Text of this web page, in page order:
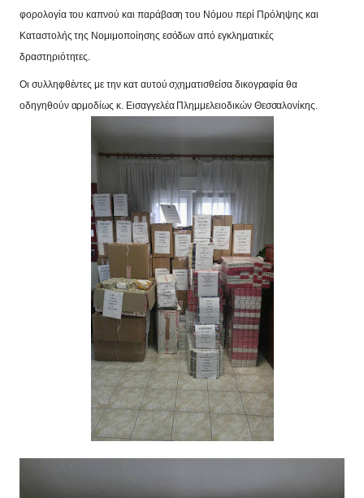
φορολογία του καπνού και παράβαση του Νόμου περί Πρόληψης και
Καταστολής της Νομιμοποίησης εσόδων από εγκληματικές
δραστηριότητες.
Οι συλληφθέντες με την κατ αυτού σχηματισθείσα δικογραφία θα
οδηγηθούν αρμοδίως κ. Εισαγγελέα Πλημμελειοδικών Θεσσαλονίκης.